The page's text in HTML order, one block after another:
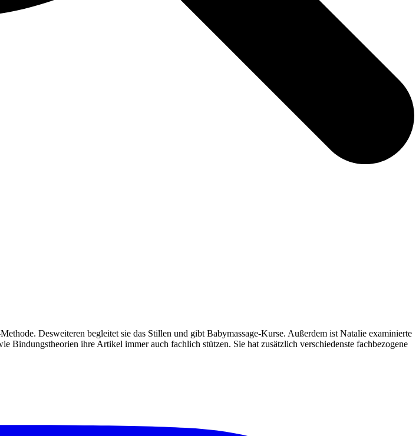
Desweiteren begleitet sie das Stillen und gibt Babymassage-Kurse. Außerdem ist Natalie examinierte
Bindungstheorien ihre Artikel immer auch fachlich stützen. Sie hat zusätzlich verschiedenste fachbezogene